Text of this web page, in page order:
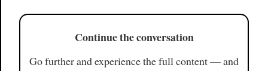
Continue the conversation
Go further and experience the full content — and